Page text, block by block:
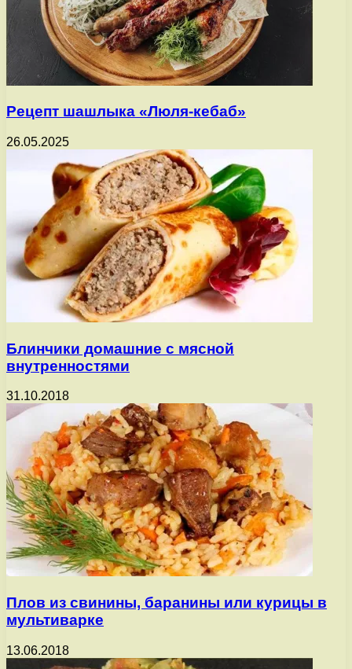
Рецепт шашлыка «Люля-кебаб»
26.05.2025
Блинчики домашние с мясной
внутренностями
31.10.2018
Плов из свинины, баранины или курицы в
мультиварке
13.06.2018